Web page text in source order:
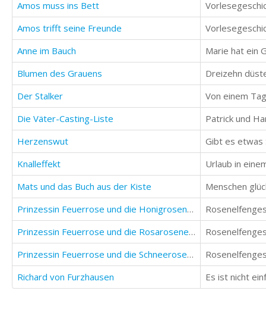
Amos muss ins Bett
Amos trifft seine Freunde
Anne im Bauch
Marie hat ein
Blumen des Grauens
Dreizehn
Der Stalker
Die Väter-Casting-Liste
Herzenswut
Gibt es etwas
Knalleffekt
Mats und das Buch aus der Kiste
Prinzessin Feuerrose und die Honigrosenelfen
Prinzessin Feuerrose und die Rosarosenelfen
Prinzessin Feuerrose und die Schneerosenelfen
Richard von Furzhausen